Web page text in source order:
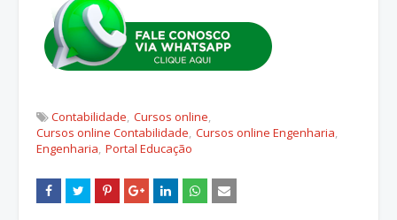
Contabilidade Cursos online
Cursos online Contabilidade Cursos online Engenharia
Engenharia Portal Educação